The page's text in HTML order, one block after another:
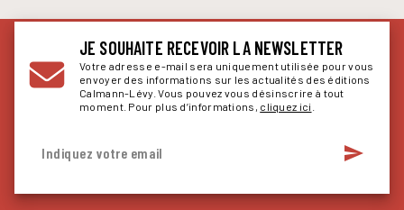
JE SOUHAITE RECEVOIR LA NEWSLETTER
Votre adresse e-mail sera uniquement utilisée pour vous
envoyer des informations sur les actualités des éditions
Calmann-Lévy. Vous pouvez vous désinscrire à tout
moment. Pour plus d’informations, cliquez ici
Indiquez votre email send